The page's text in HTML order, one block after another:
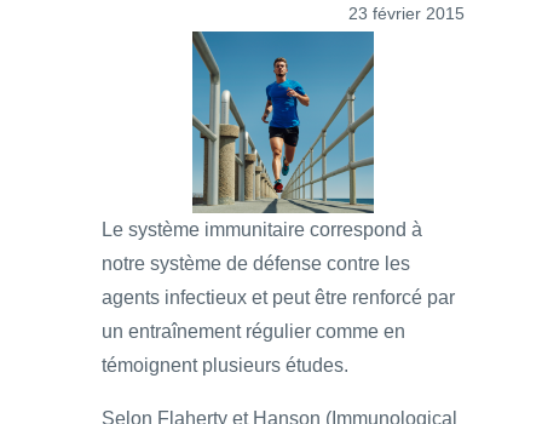
23 février 2015
Le système immunitaire correspond à
notre système de défense contre les
agents infectieux et peut être renforcé par
un entraînement régulier comme en
témoignent plusieurs études.
Selon Flaherty et Hanson (Immunological